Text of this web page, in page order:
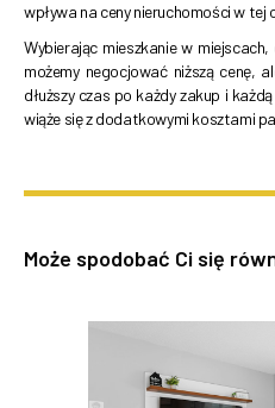
wpływa na ceny nieruchomości w tej
Wybierając mieszkanie w
możemy negocjować niższą cenę,
dłuższy czas po każdy zakup i
wiąże się z dodatkowymi kosztami
Może spodobać Ci się